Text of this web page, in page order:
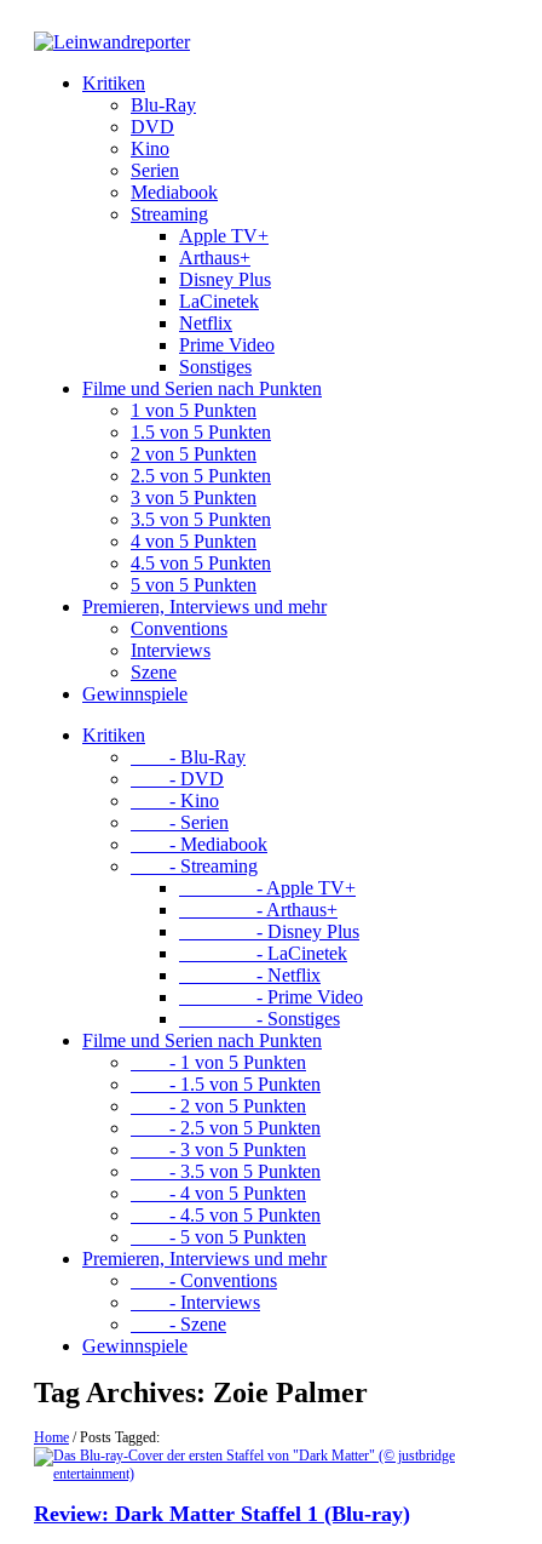
Kritiken
Blu-Ray
DVD
Kino
Serien
Mediabook
Streaming
Apple TV+
Arthaus+
Disney Plus
LaCinetek
Netflix
Prime Video
Sonstiges
Filme und Serien nach Punkten
1 von 5 Punkten
1.5 von 5 Punkten
2 von 5 Punkten
2.5 von 5 Punkten
3 von 5 Punkten
3.5 von 5 Punkten
4 von 5 Punkten
4.5 von 5 Punkten
5 von 5 Punkten
Premieren, Interviews und mehr
Conventions
Interviews
Szene
Gewinnspiele
Kritiken
- Blu-Ray
- DVD
- Kino
- Serien
- Mediabook
- Streaming
- Apple TV+
- Arthaus+
- Disney Plus
- LaCinetek
- Netflix
- Prime Video
- Sonstiges
Filme und Serien nach Punkten
- 1 von 5 Punkten
- 1.5 von 5 Punkten
- 2 von 5 Punkten
- 2.5 von 5 Punkten
- 3 von 5 Punkten
- 3.5 von 5 Punkten
- 4 von 5 Punkten
- 4.5 von 5 Punkten
- 5 von 5 Punkten
Premieren, Interviews und mehr
- Conventions
- Interviews
- Szene
Gewinnspiele
Tag Archives: Zoie Palmer
Home /Posts Tagged:
Review: Dark Matter Staffel 1 (Blu-ray)